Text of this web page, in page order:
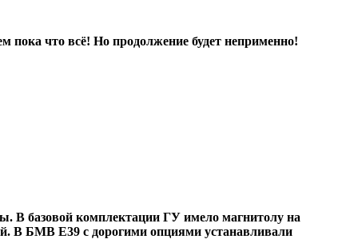
пока что всё! Но продолжение будет неприменно!
В базовой комплектации ГУ имело магнитолу на
В БМВ Е39 с дорогими опциями устанавливали